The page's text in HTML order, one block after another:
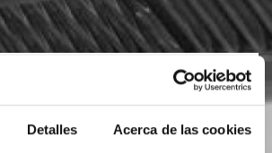
Detalles Acerca de las cookies
INFORMACIÓN